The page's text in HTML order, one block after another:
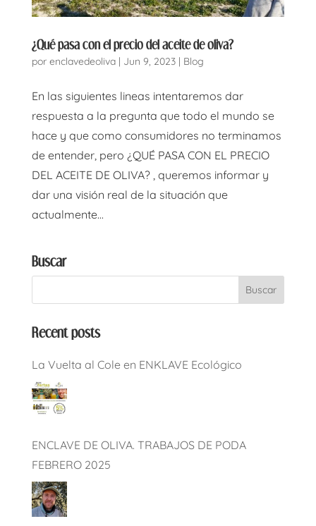
¿Qué pasa con el precio del aceite de oliva?
por enclavedeoliva| Jun 9, 2023| Blog
En las siguientes lineas intentaremos dar
respuesta a la pregunta que todo el mundo se
hace y que como consumidores no terminamos
de entender, pero ¿QUÉ PASA CON EL PRECIO
DEL ACEITE DE OLIVA? , queremos informar y
dar una visión real de la situación que
actualmente...
Buscar
Recent posts
La Vuelta al Cole en ENKLAVE Ecológico
ENCLAVE DE OLIVA. TRABAJOS DE PODA
FEBRERO 2025